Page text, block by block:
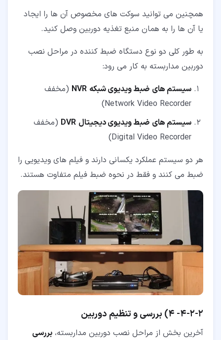
همچنین می توانید سوکت های مخصوص آن ها را ایجاد
یا آن ها را به همان منبع تغذیه دوربین وصل کنید.
به طور کلی دو نوع دستگاه ضبط کننده در مراحل نصب
دوربین مداربسته به کار می رود:
سیستم های ضبط ویدیوی شبکه NVR (مخفف
Network Video Recorder)
سیستم های ضبط ویدیوی دیجیتال DVR (مخفف
Digital Video Recorder)
هر دو سیستم عملکرد یکسانی دارند و فیلم های ویدیویی را
ضبط می کنند و فقط در نحوه ضبط فیلم متفاوت هستند.
۲‏-‏۲‏-‏۴‏- 4) بررسی و تنظیم دوربین
آخرین بخش از مراحل نصب دوربین مداربسته، بررسی